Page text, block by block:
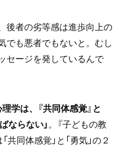
後者の劣等感は進歩向上の
でも悪者でもないと。むし
セージを発しているんで
学は、『共同体感覚』と
ならない」。『子どもの教
同体感覚」と「勇気」の２